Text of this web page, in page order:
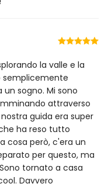
la valle e la
semplicemente
sogno. Mi sono
attraverso
guida era super
ha reso tutto
cosa però, c'era un
per questo, ma
tornato a casa
Davvero